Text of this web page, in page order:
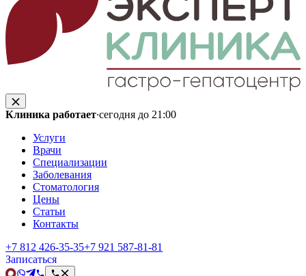
Клиника работает·сегодня до 21:00
Услуги
Врачи
Специализации
Заболевания
Стоматология
Цены
Статьи
Контакты
+7 812 426‑35‑35+7 921 587‑81‑81
Записаться